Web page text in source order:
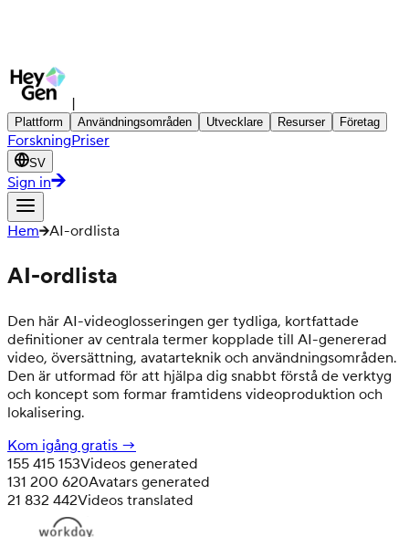
|
Plattform Användningsområden Utvecklare Resurser Företag
ForskningPriser
SV
Sign in
Hem AI-ordlista
AI-ordlista
Den här AI-videoglosseringen ger tydliga, kortfattade
definitioner av centrala termer kopplade till AI-genererad
video, översättning, avatarteknik och användningsområden.
Den är utformad för att hjälpa dig snabbt förstå de verktyg
och koncept som formar framtidens videoproduktion och
lokalisering.
Kom igång gratis →
155 415 153Videos generated
131 200 620Avatars generated
21 832 442Videos translated